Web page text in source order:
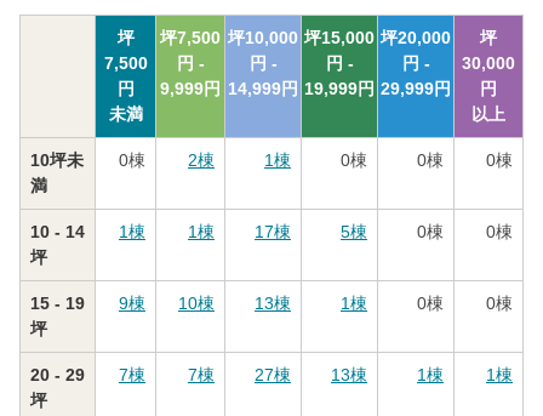
坪
7,500
円
未満
坪7,500
円 -
9,999円
坪10,000
円 -
14,999円
坪15,000
円 -
19,999円
坪20,000
円 -
29,999円
坪
30,000
円
以上
10坪未
満
0棟 2棟 1棟 0棟 0棟 0棟
10 - 14
坪
1棟 1棟 17棟 5棟 0棟 0棟
15 - 19
坪
9棟 10棟 13棟 1棟 0棟 0棟
20 - 29
坪
7棟 7棟 27棟 13棟 1棟 1棟